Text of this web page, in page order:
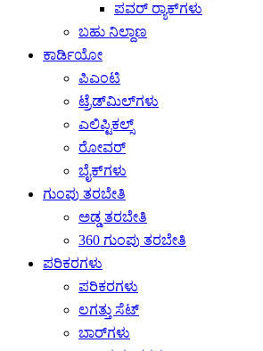
ಪವರ್ ರ‍್ಯಾಕ್‌ಗಳು
ಬಹು ನಿಲ್ದಾಣ
ಕಾರ್ಡಿಯೋ
ಪಿಎಂಟಿ
ಟ್ರೆಡ್‌ಮಿಲ್‌ಗಳು
ಎಲಿಪ್ಟಿಕಲ್ಸ್
ರೋವರ್
ಬೈಕ್‌ಗಳು
ಗುಂಪು ತರಬೇತಿ
ಅಡ್ಡ ತರಬೇತಿ
360 ಗುಂಪು ತರಬೇತಿ
ಪರಿಕರಗಳು
ಪರಿಕರಗಳು
ಲಗತ್ತು ಸೆಟ್
ಬಾರ್‌ಗಳು